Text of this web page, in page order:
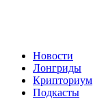
Новости
Лонгриды
Крипториум
Подкасты